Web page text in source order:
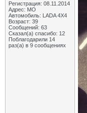
Регистрация: 08.11.2014
Адрес: МО
Автомобиль: LADA 4X4
Возраст: 39
Сообщений: 63
Сказал(а) спасибо: 12
Поблагодарили 14
раз(а) в 9 сообщениях